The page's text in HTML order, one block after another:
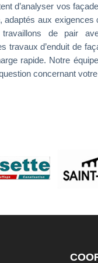
d’analyser vos
aux exigences
de pair
travaux d’enduit de
rapide. Notre
concernant